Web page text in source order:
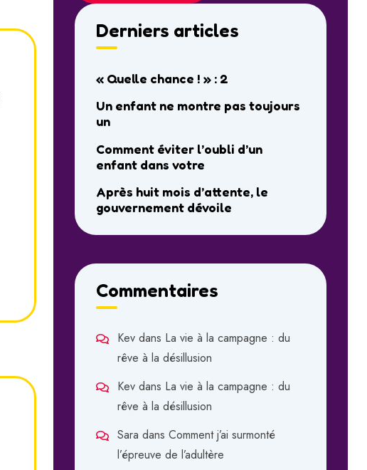
Derniers articles
« Quelle chance ! » : 2
Un enfant ne montre pas toujours
un
Comment éviter l’oubli d’un
enfant dans votre
Après huit mois d’attente, le
gouvernement dévoile
Commentaires
Kev dans La vie à la campagne : du
rêve à la désillusion
Kev dans La vie à la campagne : du
rêve à la désillusion
Sara dans Comment j’ai surmonté
l’épreuve de l’adultère